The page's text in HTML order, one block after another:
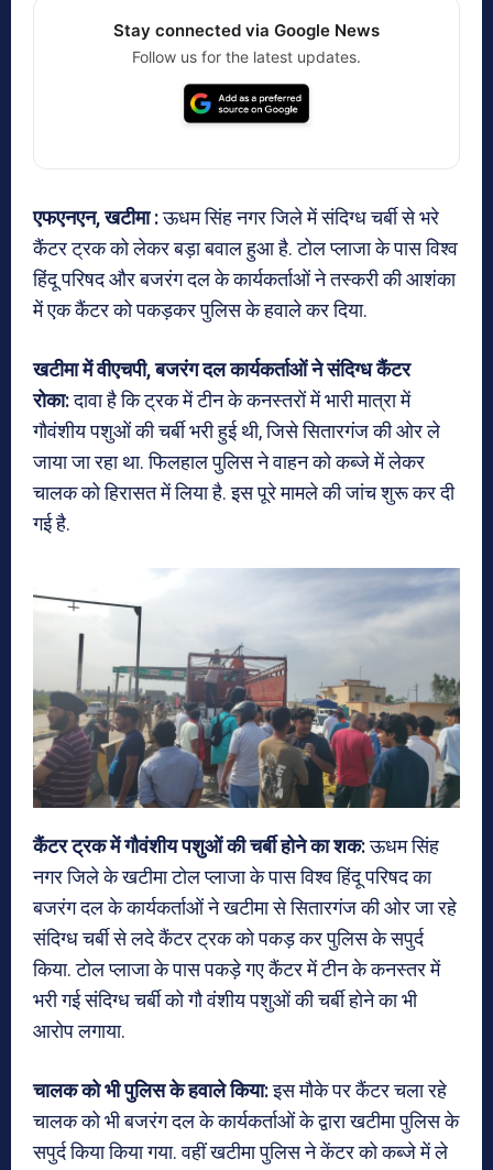
Stay connected via Google News
Follow us for the latest updates.
एफएनएन, खटीमा :ऊधम सिंह नगर जिले में संदिग्ध चर्बी से भरे
कैंटर ट्रक को लेकर बड़ा बवाल हुआ है. टोल प्लाजा के पास विश्व
हिंदू परिषद और बजरंग दल के कार्यकर्ताओं ने तस्करी की आशंका
में एक कैंटर को पकड़कर पुलिस के हवाले कर दिया.
खटीमा में वीएचपी, बजरंग दल कार्यकर्ताओं ने संदिग्ध कैंटर
रोका:दावा है कि ट्रक में टीन के कनस्तरों में भारी मात्रा में
गौवंशीय पशुओं की चर्बी भरी हुई थी, जिसे सितारगंज की ओर ले
जाया जा रहा था. फिलहाल पुलिस ने वाहन को कब्जे में लेकर
चालक को हिरासत में लिया है. इस पूरे मामले की जांच शुरू कर दी
गई है.
कैंटर ट्रक में गौवंशीय पशुओं की चर्बी होने का शक:ऊधम सिंह
नगर जिले के खटीमा टोल प्लाजा के पास विश्व हिंदू परिषद का
बजरंग दल के कार्यकर्ताओं ने खटीमा से सितारगंज की ओर जा रहे
संदिग्ध चर्बी से लदे कैंटर ट्रक को पकड़ कर पुलिस के सपुर्द
किया. टोल प्लाजा के पास पकड़े गए कैंटर में टीन के कनस्तर में
भरी गई संदिग्ध चर्बी को गौ वंशीय पशुओं की चर्बी होने का भी
आरोप लगाया.
चालक को भी पुलिस के हवाले किया:इस मौके पर कैंटर चला रहे
चालक को भी बजरंग दल के कार्यकर्ताओं के द्वारा खटीमा पुलिस के
सपुर्द किया किया गया. वहीं खटीमा पुलिस ने केंटर को कब्जे में ले